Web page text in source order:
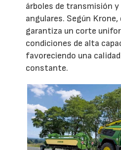
árboles de transmisión y
angulares. Según
garantiza un corte
condiciones de alta
favoreciendo una
constante.